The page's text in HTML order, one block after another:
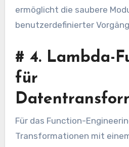
ermöglicht die saubere
benutzerdefinierter
# 4. Lambda-
für
Für das Function-
Transformationen mit